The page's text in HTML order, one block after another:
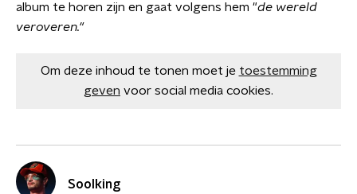
album te horen zijn en gaat volgens hem "de wereld
veroveren."
Om deze inhoud te tonen moet je toestemming
geven voor social media cookies.
Soolking